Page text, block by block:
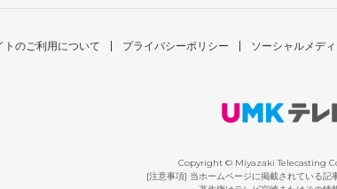
トのご利用について プライバシーポリシー ソーシャルメデ
Copyright © Miyazaki Telecasting
[注意事項] 当ホームページに掲載されている記